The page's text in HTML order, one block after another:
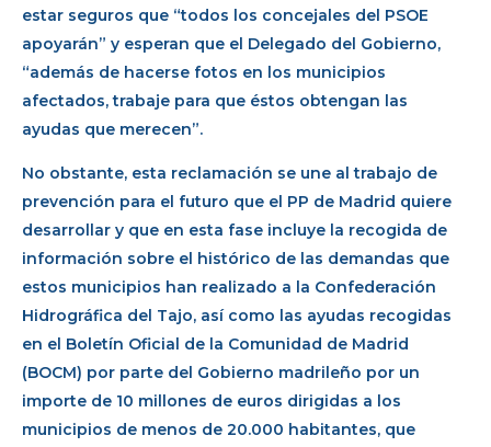
estar seguros que “todos los concejales del PSOE
apoyarán” y esperan que el Delegado del Gobierno,
“además de hacerse fotos en los municipios
afectados, trabaje para que éstos obtengan las
ayudas que merecen”.
No obstante, esta reclamación se une al trabajo de
prevención para el futuro que el PP de Madrid quiere
desarrollar y que en esta fase incluye la recogida de
información sobre el histórico de las demandas que
estos municipios han realizado a la Confederación
Hidrográfica del Tajo, así como las ayudas recogidas
en el Boletín Oficial de la Comunidad de Madrid
(BOCM) por parte del Gobierno madrileño por un
importe de 10 millones de euros dirigidas a los
municipios de menos de 20.000 habitantes, que